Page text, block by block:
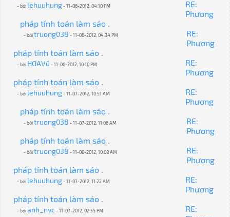
- bởi lehuuhung- 11-06-2012, 04:10 PM
RE:
Phương
pháp tính toán làm sáo .
- bởitruong038 - 11-06-2012, 04:34 PM
RE:
Phương
pháp tính toán làm sáo .
- bởi HOAVũ - 11-06-2012, 10:10 PM
RE:
Phương
pháp tính toán làm sáo .
- bởi lehuuhung- 11-07-2012, 10:51 AM
RE:
Phương
pháp tính toán làm sáo .
- bởitruong038 - 11-07-2012, 11:06 AM
RE:
Phương
pháp tính toán làm sáo .
- bởitruong038 - 11-08-2012, 10:08 AM
RE:
Phương
pháp tính toán làm sáo .
- bởi lehuuhung- 11-07-2012, 11:22 AM
RE:
Phương
pháp tính toán làm sáo .
- bởianh_nvc- 11-07-2012, 02:55 PM
RE: